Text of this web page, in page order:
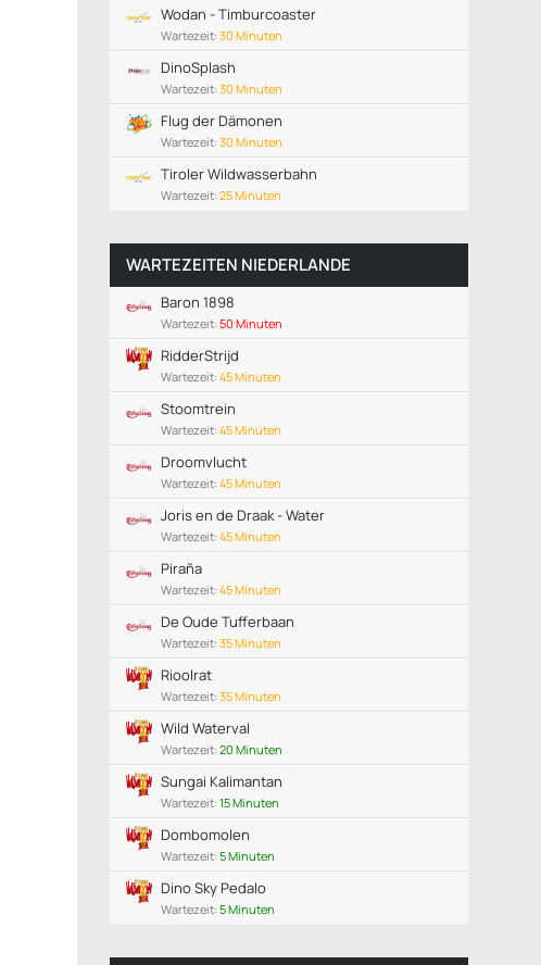
Wodan - Timburcoaster
Wartezeit: 30 Minuten
DinoSplash
Wartezeit: 30 Minuten
Flug der Dämonen
Wartezeit: 30 Minuten
Tiroler Wildwasserbahn
Wartezeit: 25 Minuten
WARTEZEITEN NIEDERLANDE
Baron 1898
Wartezeit: 50 Minuten
RidderStrijd
Wartezeit: 45 Minuten
Stoomtrein
Wartezeit: 45 Minuten
Droomvlucht
Wartezeit: 45 Minuten
Joris en de Draak - Water
Wartezeit: 45 Minuten
Piraña
Wartezeit: 45 Minuten
De Oude Tufferbaan
Wartezeit: 35 Minuten
Rioolrat
Wartezeit: 35 Minuten
Wild Waterval
Wartezeit: 20 Minuten
Sungai Kalimantan
Wartezeit: 15 Minuten
Dombomolen
Wartezeit: 5 Minuten
Dino Sky Pedalo
Wartezeit: 5 Minuten